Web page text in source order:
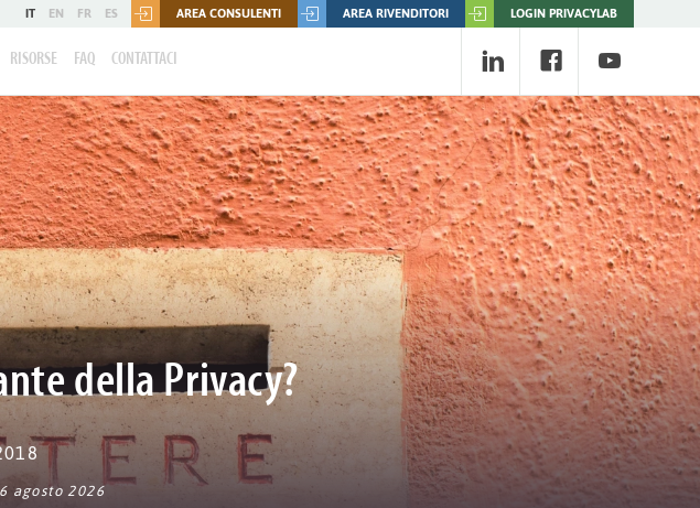
IT EN FR ES AREA CONSULENTI AREA RIVENDITORI LOGIN PRIVACYLAB
RISORSE FAQ CONTATTACI
della Privacy?
agosto 2026